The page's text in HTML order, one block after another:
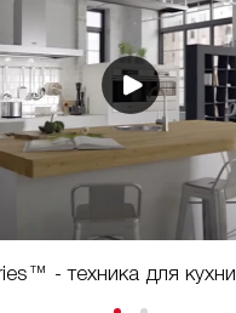
- техника для кухни